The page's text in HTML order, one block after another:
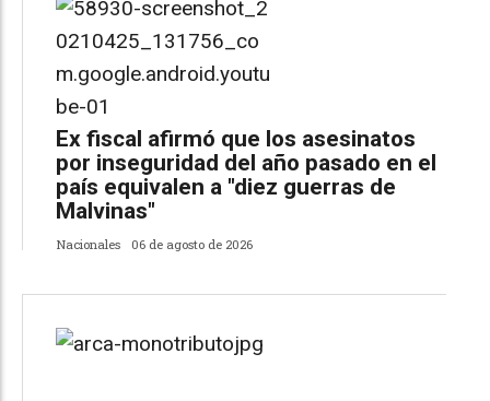
Ex fiscal afirmó que los asesinatos
por inseguridad del año pasado en el
país equivalen a "diez guerras de
Malvinas"
Nacionales 06 de agosto de 2026